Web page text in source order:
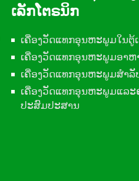
ເລັກໂຕຣນິກ
ເຄື່ອງວັດແທກອຸນຫະພູມໃນຕູ້
ເຄື່ອງວັດແທກອຸນຫະພູມອາຫ
ເຄື່ອງວັດແທກອຸນຫະພູມສໍາລັ
ເຄື່ອງວັດແທກອຸນຫະພູມແລ
ປະສົມປະສານ